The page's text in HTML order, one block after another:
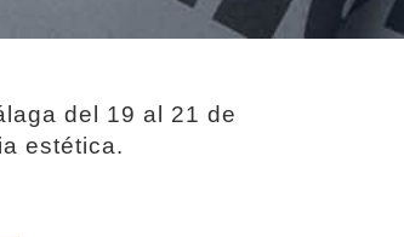
del 19 al 21 de
estética.